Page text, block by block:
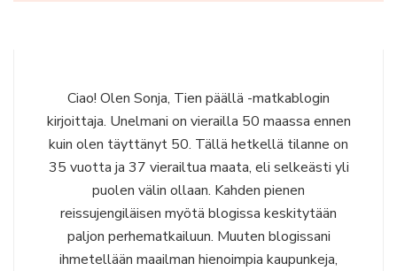
Ciao! Olen Sonja, Tien päällä -matkablogin
kirjoittaja. Unelmani on vierailla 50 maassa ennen
kuin olen täyttänyt 50. Tällä hetkellä tilanne on
35 vuotta ja 37 vierailtua maata, eli selkeästi yli
puolen välin ollaan. Kahden pienen
reissujengiläisen myötä blogissa keskitytään
paljon perhematkailuun. Muuten blogissani
ihmetellään maailman hienoimpia kaupunkeja,